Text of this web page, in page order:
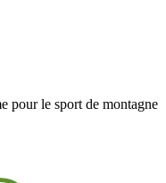
pour le sport de montagne